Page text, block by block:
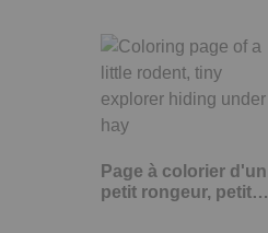
Page à colorier d'un
petit rongeur, petit…